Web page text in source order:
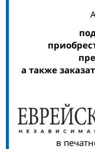
а также
в